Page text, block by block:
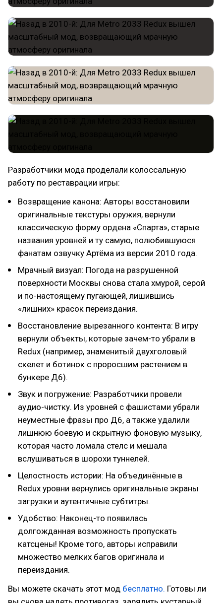
Разработчики мода проделали колоссальную
работу по реставрации игры:
Возвращение канона: Авторы восстановили
оригинальные текстуры оружия, вернули
классическую форму ордена «Спарта», старые
названия уровней и ту самую, полюбившуюся
фанатам озвучку Артёма из версии 2010 года.
Мрачный визуал: Погода на разрушенной
поверхности Москвы снова стала хмурой, серой
и по-настоящему пугающей, лишившись
«лишних» красок переиздания.
Восстановление вырезанного контента: В игру
вернули объекты, которые зачем-то убрали в
Redux (например, знаменитый двухголовый
скелет и ботинок с проросшим растением в
бункере Д6).
Звук и погружение: Разработчики провели
аудио-чистку. Из уровней с фашистами убрали
неуместные фразы про Д6, а также удалили
лишнюю боевую и скрытную фоновую музыку,
которая часто ломала стелс и мешала
вслушиваться в шорохи туннелей.
Целостность истории: На объединённые в
Redux уровни вернулись оригинальные экраны
загрузки и аутентичные субтитры.
Удобство: Наконец-то появилась
долгожданная возможность пропускать
катсцены! Кроме того, авторы исправили
множество мелких багов оригинала и
переиздания.
Вы можете скачать этот мод бесплатно. Готовы ли